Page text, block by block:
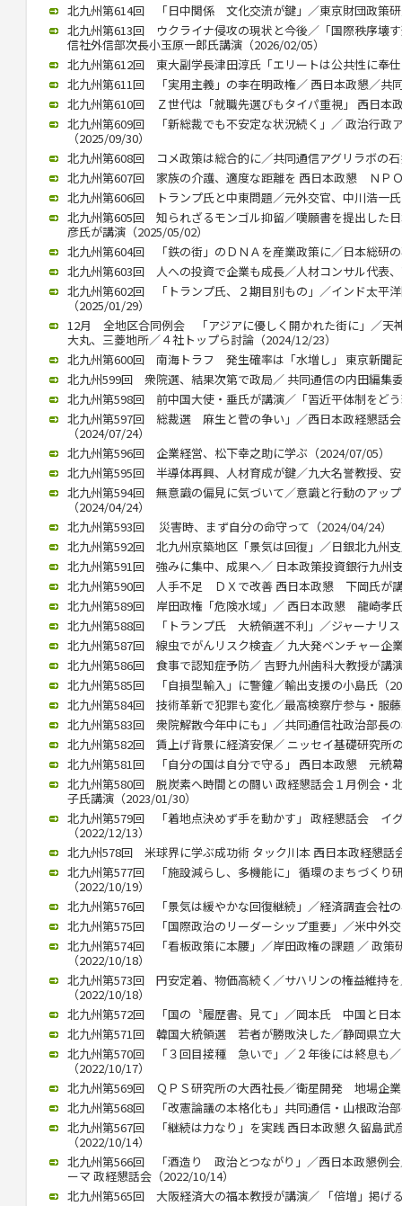
北九州第614回 「日中関係 文化交流が鍵」／東京財団政策
北九州第613回 ウクライナ侵攻の現状と今後／「国際秩序壊
信社外信部次長小玉原一郎氏講演（2026/02/05）
北九州第612回 東大副学長津田淳氏「エリートは公共性に奉
北九州第611回 「実用主義」の李在明政権／ 西日本政懇／共
北九州第610回 Ｚ世代は「就職先選びもタイパ重視」 西日
北九州第609回 「新総裁でも不安定な状況続く」／ 政治行政
（2025/09/30）
北九州第608回 コメ政策は総合的に／共同通信アグリラボの
北九州第607回 家族の介護、適度な距離を 西日本政懇 ＮＰ
北九州第606回 トランプ氏と中東問題／元外交官、中川浩一
北九州第605回 知られざるモンゴル抑留／嘆願書を提出した
彦氏が講演（2025/05/02）
北九州第604回 「鉄の街」のＤＮＡを産業政策に／日本総研
北九州第603回 人への投資で企業も成長／人材コンサル代表
北九州第602回 「トランプ氏、２期目別もの」／インド太平
（2025/01/29）
12月 全地区合同例会 「アジアに優しく開かれた街に」／天
大丸、三菱地所／４社トップら討論（2024/12/23）
北九州第600回 南海トラフ 発生確率は「水増し」 東京新聞
北九州599回 衆院選、結果次第で政局／ 共同通信の内田編集
北九州第598回 前中国大使・垂氏が講演／「習近平体制をど
北九州第597回 総裁選 麻生と菅の争い」／西日本政経懇話
（2024/07/24）
北九州第596回 企業経営、松下幸之助に学ぶ（2024/07/05）
北九州第595回 半導体再興、人材育成が鍵／九大名誉教授、
北九州第594回 無意識の偏見に気づいて／意識と行動のアッ
（2024/04/24）
北九州第593回 災害時、まず自分の命守って（2024/04/24）
北九州第592回 北九州京築地区「景気は回復」／日銀北九州
北九州第591回 強みに集中、成果へ／ 日本政策投資銀行九州
北九州第590回 人手不足 ＤＸで改善 西日本政懇 下岡氏が
北九州第589回 岸田政権「危険水域」／ 西日本政懇 龍崎孝
北九州第588回 「トランプ氏 大統領選不利」／ジャーナリ
北九州第587回 線虫でがんリスク検査／ 九大発ベンチャー企
北九州第586回 食事で認知症予防／ 吉野九州歯科大教授が講
北九州第585回 「自損型輸入」に警鐘／輸出支援の小島氏（
北九州第584回 技術革新で犯罪も変化／最高検察庁参与・服
北九州第583回 衆院解散今年中にも」／共同通信社政治部長
北九州第582回 賃上げ背景に経済安保／ ニッセイ基礎研究所
北九州第581回 「自分の国は自分で守る」 西日本政懇 元統
北九州第580回 脱炭素へ時間との闘い 政経懇話会１月例会・
子氏講演（2023/01/30）
北九州第579回 「着地点決めず手を動かす」 政経懇話会 イ
（2022/12/13）
北九州578回 米球界に学ぶ成功術 タック川本 西日本政経懇話
北九州第577回 「施設減らし、多機能に」 循環のまちづくり
（2022/10/19）
北九州第576回 「景気は緩やかな回復継続」／経済調査会社
北九州第575回 「国際政治のリーダーシップ重要」／米中外
北九州第574回 「看板政策に本腰」／岸田政権の課題 ／ 政策
（2022/10/18）
北九州第573回 円安定着、物価高続く／サハリンの権益維持
（2022/10/18）
北九州第572回 「国の〝履歴書〟見て」／岡本氏 中国と日
北九州第571回 韓国大統領選 若者が勝敗決した／静岡県立
北九州第570回 「３回目接種 急いで」／２年後には終息も
（2022/10/17）
北九州第569回 ＱＰＳ研究所の大西社長／衛星開発 地場企
北九州第568回 「改憲論議の本格化も」共同通信・山根政治
北九州第567回 「継続は力なり」を実践 西日本政懇 久留島
（2022/10/14）
北九州第566回 「酒造り 政治とつながり」／西日本政懇例会
ーマ 政経懇話会（2022/10/14）
北九州第565回 大阪経済大の福本教授が講演／ 「倍増」掲